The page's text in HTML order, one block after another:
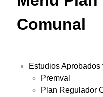
Comunal
Estudios Aprobados
Premval
Plan Regulador